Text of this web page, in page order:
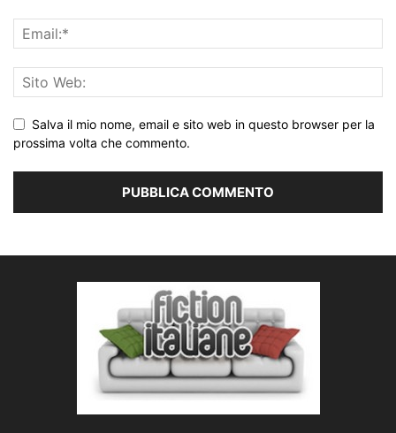
Salva il mio nome, email e sito web in questo browser per la
prossima volta che commento.